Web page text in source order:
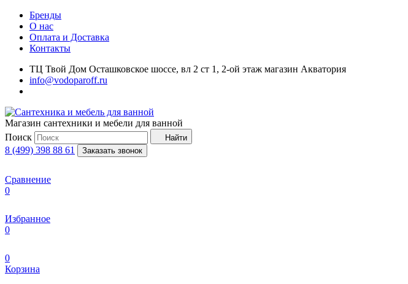
Бренды
О нас
Оплата и Доставка
Контакты
ТЦ Твой Дом Осташковское шоссе, вл 2 ст 1, 2-ой этаж магазин Акватория
info@vodoparoff.ru
Магазин сантехники и мебели для ванной
Поиск
Найти
8 (499) 398 88 61 Заказать звонок
Сравнение
0
Избранное
0
0
Корзина